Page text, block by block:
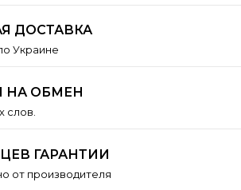
ДОСТАВКА
Украине
НА ОБМЕН
слов.
ГАРАНТИИ
от производителя